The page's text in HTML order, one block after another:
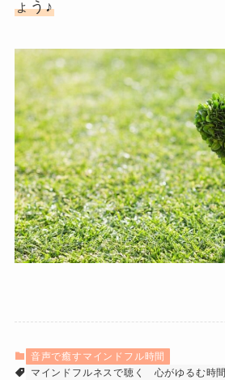
ょう♪
音声で癒すマインドフル時間
マインドフルネスで聴く
心がゆるむ時間